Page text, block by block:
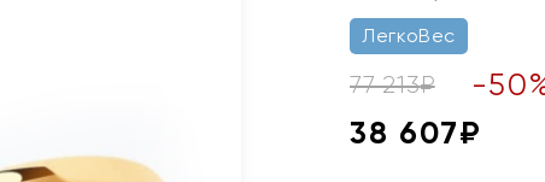
ЛегкоВес
77 213₽ -50
38 607₽